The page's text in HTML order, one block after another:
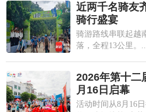
近两千名骑友
骑行盛宴
骑游路线串联起越
落，全程13公里。...
2026年第十二
月16日启幕
活动时间从8月16